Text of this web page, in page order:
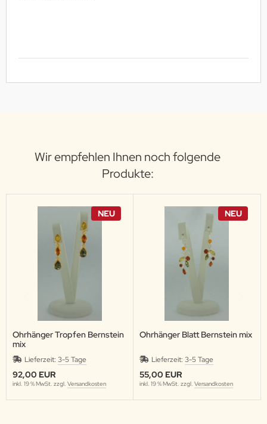
Wir empfehlen Ihnen noch folgende
Produkte:
NEU
Ohrhänger Tropfen Bernstein
mix
Lieferzeit: 3-5 Tage
92,00 EUR
inkl. 19 % MwSt. zzgl. Versandkosten
NEU
Ohrhänger Blatt Bernstein mix
Lieferzeit: 3-5 Tage
55,00 EUR
inkl. 19 % MwSt. zzgl. Versandkosten